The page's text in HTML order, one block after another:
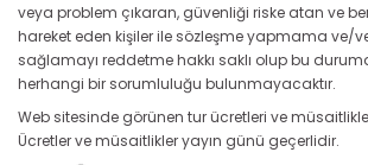
veya problem çıkaran, güvenliği riske atan ve
hareket eden kişiler ile sözleşme yapmama ve/
sağlamayı reddetme hakkı saklı olup bu
herhangi bir sorumluluğu bulunmayacaktır.
Web sitesinde görünen tur ücretleri ve
Ücretler ve müsaitlikler yayın günü geçerlidir.